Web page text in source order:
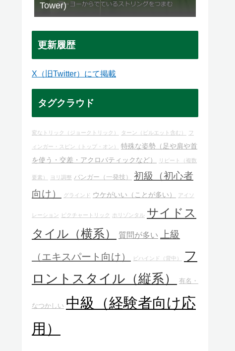
Tower)
更新履歴
X（旧Twitter）にて掲載
タグクラウド
変なトリック（ジョークトリック） ターン（ピルエット含む） フ
ィンガー・スピン（トップ・オン）
特殊な姿勢（足や肩や首
を使う・交差・アクロバティックなど）
リピート（複数
要素） ヨリ調整 バンガー（一発技）
初級（初心者
向け）
グラインド ウケがいい（ことが多い） アイソ
レーション ピクチャートリック ホリゾンタル サイドス
タイル（横系）
質問が多い 上級
（エキスパート向け） ビハインド（背中）
フ
ロントスタイル（縦系）
有名・
なつかしい 中級（経験者向け応
用）